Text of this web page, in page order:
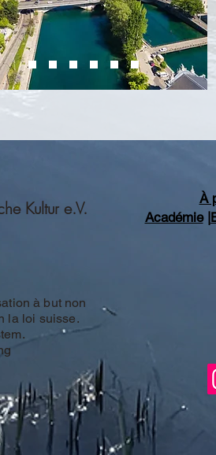
Kultur e.V.
à but non
la loi suisse.
À
Académie|